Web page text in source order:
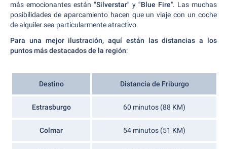
más emocionantes están "Silverstar" y "Blue Fire". Las muchas
posibilidades de aparcamiento hacen que un viaje con un coche
de alquiler sea particularmente atractivo.
Para una mejor ilustración, aquí están las distancias a los
puntos más destacados de la región:
Destino Distancia de Friburgo
Estrasburgo 60 minutos (88 KM)
Colmar 54 minutos (51 KM)